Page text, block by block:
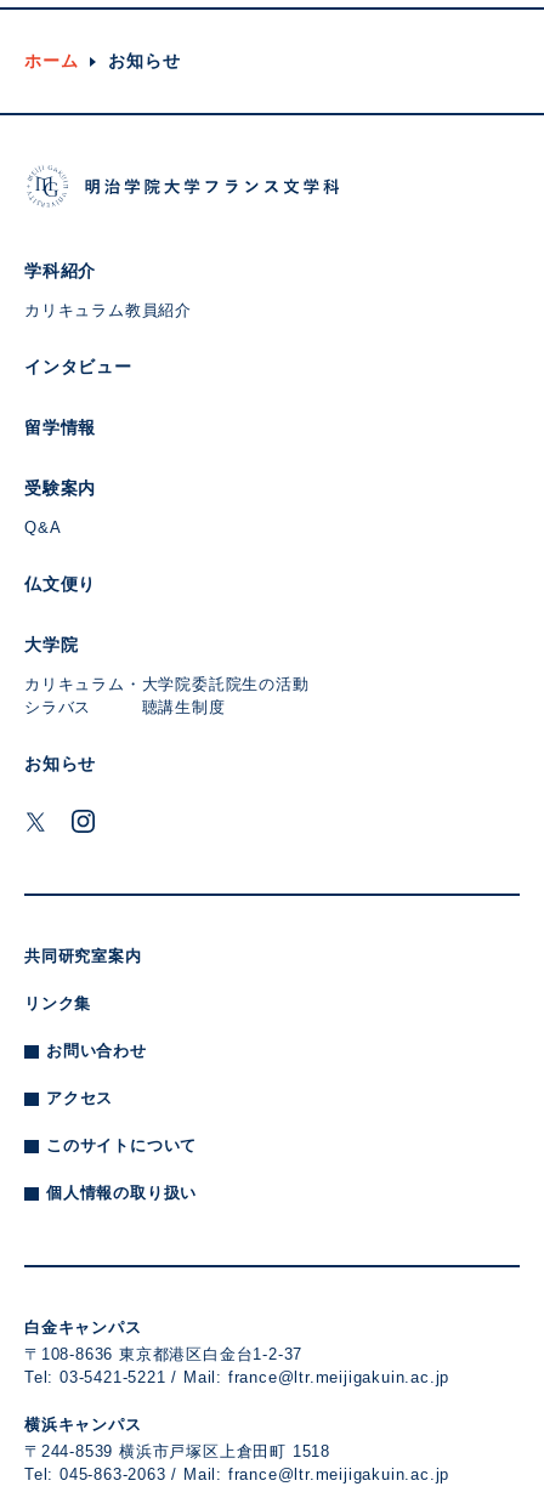
ホーム お知らせ
学科紹介
カリキュラム教員紹介
インタビュー
留学情報
受験案内
Q&A
仏文便り
大学院
カリキュラム・
シラバス
大学院委託
聴講生制度
院生の活動
お知らせ
共同研究室案内
リンク集
お問い合わせ
アクセス
このサイトについて
個人情報の取り扱い
白金キャンパス
〒108-8636 東京都港区白金台1-2-37
Tel: 03-5421-5221 / Mail: france@ltr.meijigakuin.ac.jp
横浜キャンパス
〒244-8539 横浜市戸塚区上倉田町 1518
Tel: 045-863-2063 / Mail: france@ltr.meijigakuin.ac.jp